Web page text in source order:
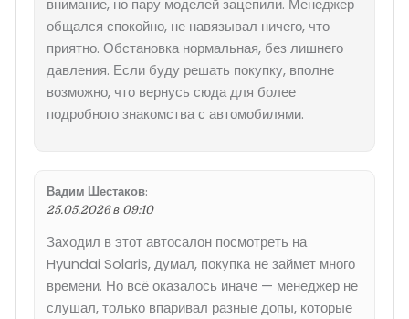
внимание, но пару моделей зацепили. Менеджер
общался спокойно, не навязывал ничего, что
приятно. Обстановка нормальная, без лишнего
давления. Если буду решать покупку, вполне
возможно, что вернусь сюда для более
подробного знакомства с автомобилями.
Вадим Шестаков:
25.05.2026 в 09:10
Заходил в этот автосалон посмотреть на
Hyundai Solaris, думал, покупка не займет много
времени. Но всё оказалось иначе — менеджер не
слушал, только впаривал разные допы, которые